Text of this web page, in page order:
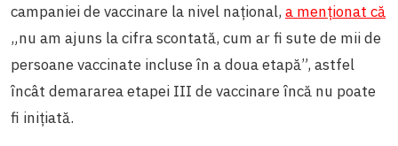
campaniei de vaccinare la nivel național, a menționat că
„nu am ajuns la cifra scontată, cum ar fi sute de mii de
persoane vaccinate incluse în a doua etapă”, astfel
încât demararea etapei III de vaccinare încă nu poate
fi inițiată.